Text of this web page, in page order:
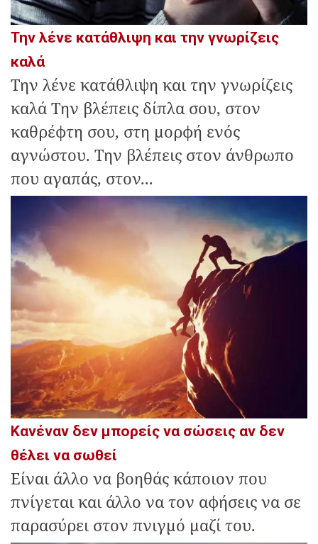
Την λένε κατάθλιψη και την γνωρίζεις
καλά
Την λένε κατάθλιψη και την γνωρίζεις
καλά Την βλέπεις δίπλα σου, στον
καθρέφτη σου, στη μορφή ενός
αγνώστου. Την βλέπεις στον άνθρωπο
που αγαπάς, στον...
Κανέναν δεν μπορείς να σώσεις αν δεν
θέλει να σωθεί
Είναι άλλο να βοηθάς κάποιον που
πνίγεται και άλλο να τον αφήσεις να σε
παρασύρει στον πνιγμό μαζί του.